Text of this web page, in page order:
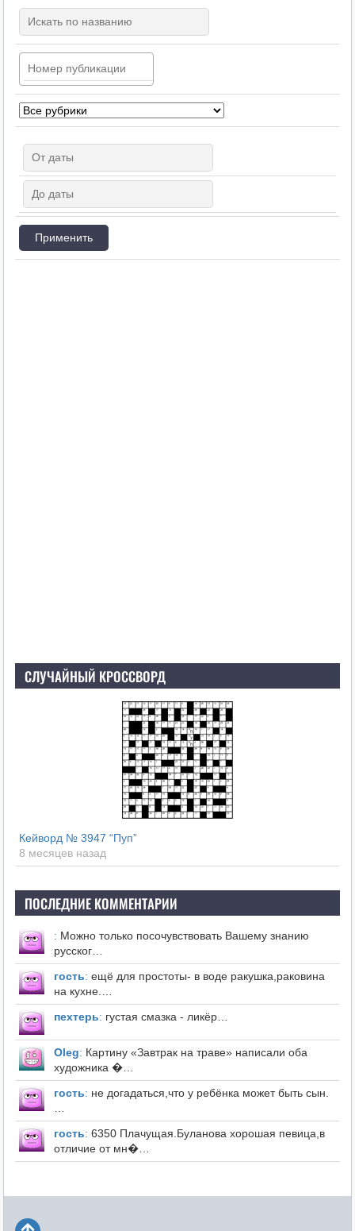
СЛУЧАЙНЫЙ КРОССВОРД
Кейворд № 3947 “Пуп”
8 месяцев назад
ПОСЛЕДНИЕ КОММЕНТАРИИ
: Можно только посочувствовать Вашему знанию
русског…
гость: ещё для простоты- в воде ракушка,раковина
на кухне.…
пехтерь: густая смазка - ликёр…
Оleg: Картину «Завтрак на траве» написали оба
художника �…
гость: не догадаться,что у ребёнка может быть сын.
…
гость: 6350 Плачущая.Буланова хорошая певица,в
отличие от мн�…